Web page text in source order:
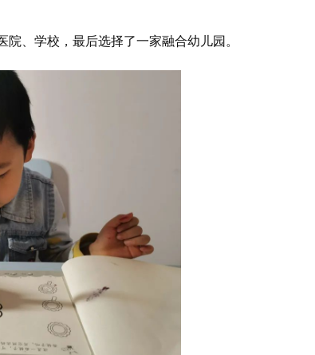
、学校，最后选择了一家融合幼儿园。